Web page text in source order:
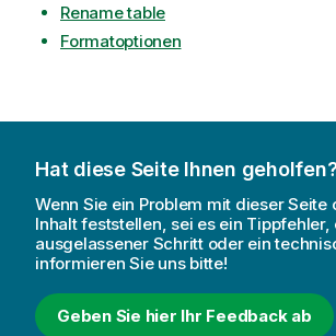
Rename table
Formatoptionen
Hat diese Seite Ihnen
Wenn Sie ein Problem mit dieser Seite
Inhalt feststellen, sei es ein Tippfehler,
ausgelassener Schritt oder ein
informieren Sie uns bitte!
Geben Sie hier Ihr Feedback ab